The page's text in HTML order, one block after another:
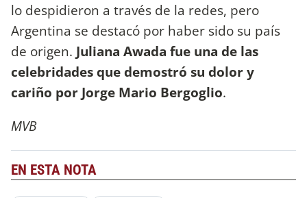
lo despidieron a través de la redes, pero
Argentina se destacó por haber sido su país
de origen. Juliana Awada fue una de las
celebridades que demostró su dolor y
cariño por Jorge Mario Bergoglio.
MVB
EN ESTA NOTA